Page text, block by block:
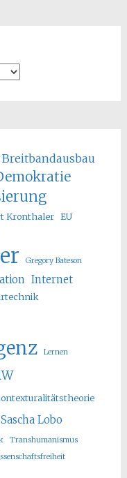
Breitbandausbau
Kronthaler EU
Gregory Bateson
Internet
Lernen
Sascha Lobo
Transhumanismus